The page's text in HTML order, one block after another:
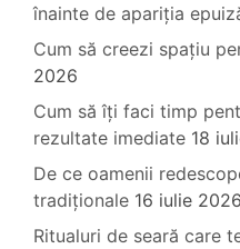
înainte de apariția
Cum să creezi spațiu
2026
Cum să îți faci timp
rezultate imediate 18
De ce oamenii
tradiționale 16 iulie 2026
Ritualuri de seară care